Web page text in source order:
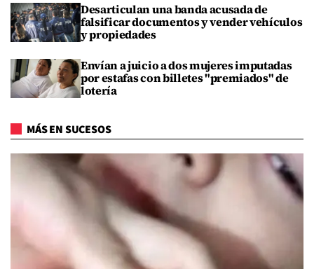
Desarticulan una banda acusada de
falsificar documentos y vender vehículos
y propiedades
Envían a juicio a dos mujeres imputadas
por estafas con billetes "premiados" de
lotería
MÁS EN SUCESOS